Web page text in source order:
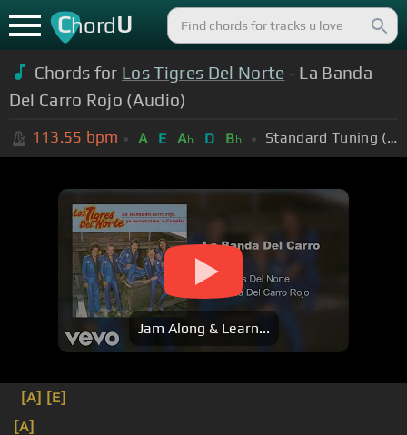
ChordU
Chords for Los Tigres Del Norte - La Banda
Del Carro Rojo (Audio)
113.55 bpm A E Ab D Bb Standard Tuning (EADGBE)
Jam Along & Learn...
[A] [E]
[A]